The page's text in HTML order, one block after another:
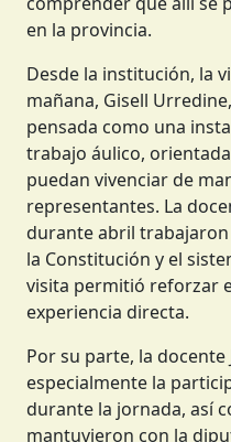
en la provincia.
Desde la institución, la
mañana, Gisell
pensada como una
trabajo áulico,
puedan vivenciar de
representantes. La
durante abril
la Constitución y el
visita permitió reforzar
experiencia directa.
Por su parte, la
especialmente la
durante la jornada, así
mantuvieron con la